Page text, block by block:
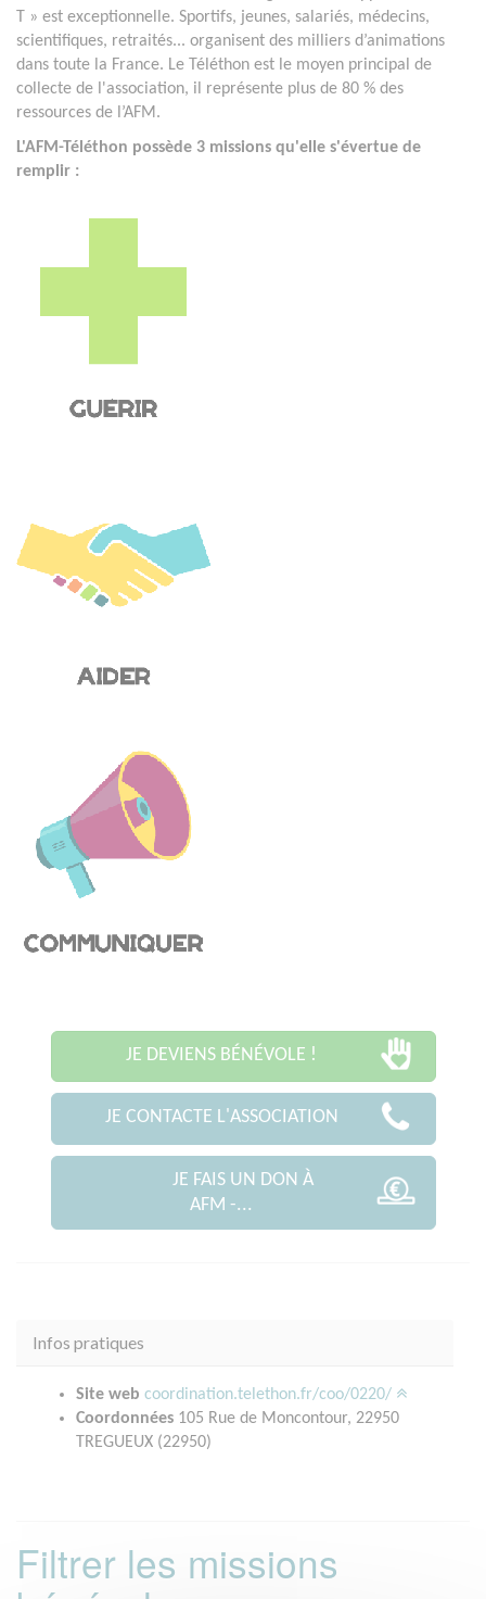
T » est exceptionnelle. Sportifs, jeunes, salariés, médecins,
scientifiques, retraités... organisent des milliers d’animations
dans toute la France. Le Téléthon est le moyen principal de
collecte de l'association, il représente plus de 80 % des
ressources de l’AFM.
L'AFM-Téléthon possède 3 missions qu'elle s'évertue de
remplir :
JE DEVIENS BÉNÉVOLE !
JE CONTACTE L'ASSOCIATION
JE FAIS UN DON À
AFM -...
Infos pratiques
Site web coordination.telethon.fr/coo/0220/
Coordonnées 105 Rue de Moncontour, 22950
TREGUEUX (22950)
Filtrer les missions